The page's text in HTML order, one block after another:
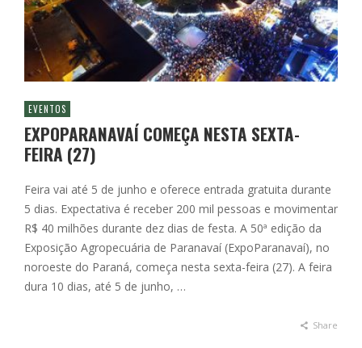
EVENTOS
EXPOPARANAVAÍ COMEÇA NESTA SEXTA-
FEIRA (27)
Feira vai até 5 de junho e oferece entrada gratuita durante
5 dias. Expectativa é receber 200 mil pessoas e movimentar
R$ 40 milhões durante dez dias de festa. A 50ª edição da
Exposição Agropecuária de Paranavaí (ExpoParanavaí), no
noroeste do Paraná, começa nesta sexta-feira (27). A feira
dura 10 dias, até 5 de junho, …
Share